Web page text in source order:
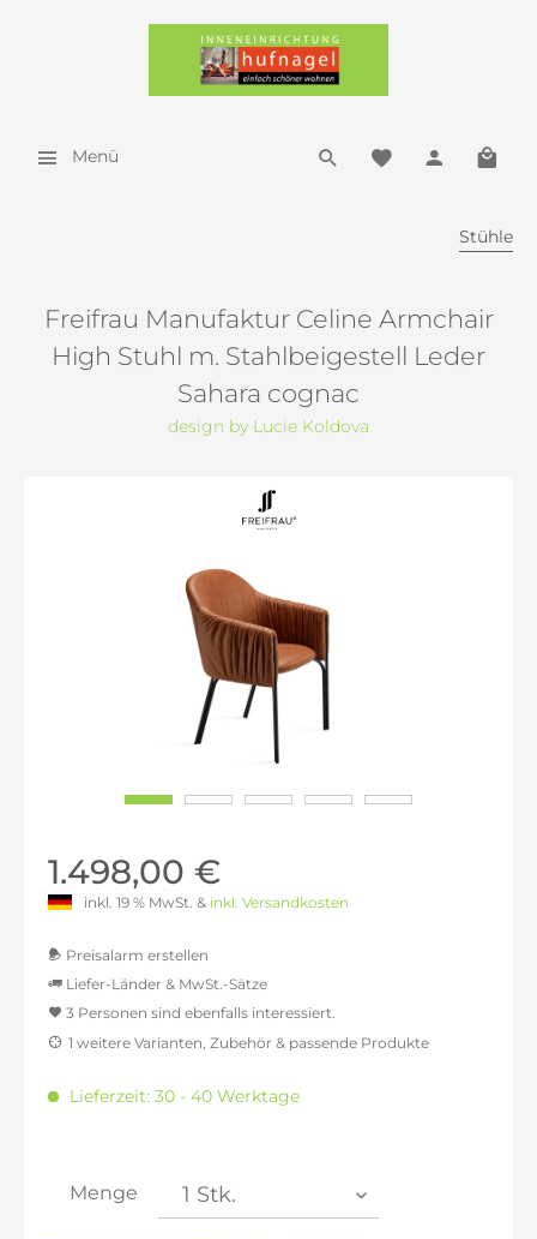
Menü
Stühle
Freifrau Manufaktur Celine Armchair
High Stuhl m. Stahlbeigestell Leder
Sahara cognac
design by Lucie Koldova
1.498,00 €
inkl. 19 % MwSt. & inkl. Versandkosten
Preisalarm erstellen
Sie haben dieDatenschutzbestimmungen
Liefer-Länder & MwSt.-Sätze
inkl. 16% MwSt.: 1.460,24 €
inkl. 21% MwSt.: 1.523,18 €
3 Personen sind ebenfalls interessiert.
1 weitere Varianten, Zubehör & passende Produkte
Lieferzeit: 30 - 40 Werktage
Menge